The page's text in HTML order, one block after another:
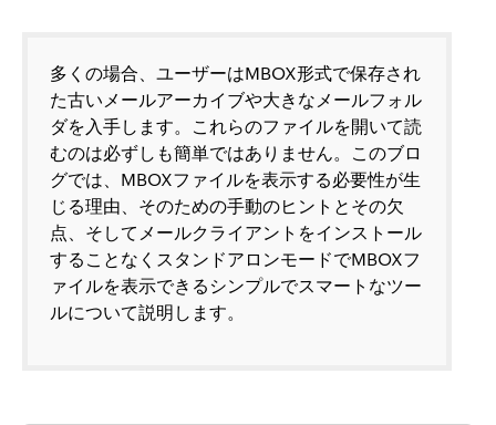
多くの場合、ユーザーはMBOX形式で保存され
た古いメールアーカイブや大きなメールフォル
ダを入手します。これらのファイルを開いて読
むのは必ずしも簡単ではありません。このブロ
グでは、MBOXファイルを表示する必要性が生
じる理由、そのための手動のヒントとその欠
点、そしてメールクライアントをインストール
することなくスタンドアロンモードでMBOXフ
ァイルを表示できるシンプルでスマートなツー
ルについて説明します。